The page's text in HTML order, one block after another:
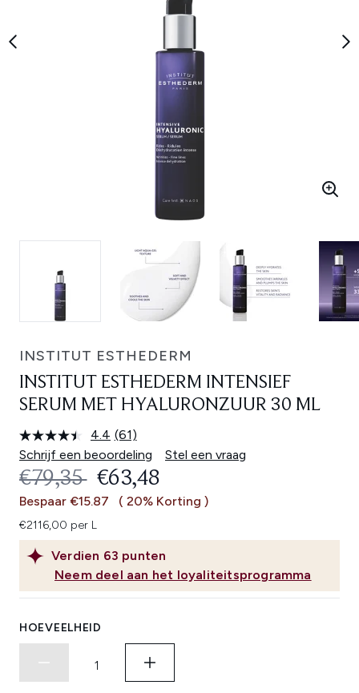
INSTITUT ESTHEDERM
INSTITUT ESTHEDERM INTENSIEF
SERUM MET HYALURONZUUR 30 ML
4.4 Lees
61
beoordelingen.
Dezelfde
paginalink.
(61)
Schrijf een beoordeling
Stel een vraag
Verdien 63 punten
Neem deel aan het loyaliteitsprogramma
RECOMMENDED RETAIL PRICE:
€79,35 HUIDIGE PRIJS:
€63,48
Bespaar €15.87 ( 20% Korting )
€2116,00 per L
HOEVEELHEID